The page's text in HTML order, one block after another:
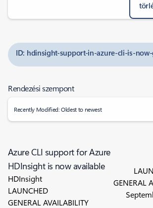
ID: hdinsight-support-in-azure-cli-is-
Rendezési szempont
Recently Modified: Oldest to newest
Azure CLI support for Azure
HDInsight is now available
HDInsight
LAUNCHED
GENERAL AVAILABILITY
GENERAL